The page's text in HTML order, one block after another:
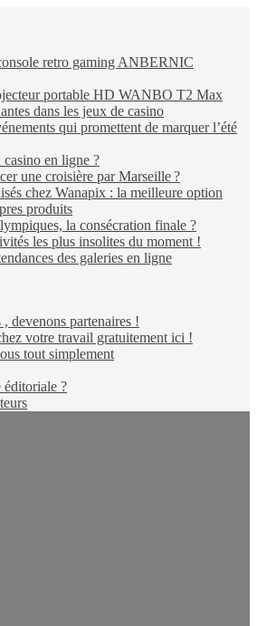
retro gaming ANBERNIC
portable HD WANBO T2 Max
dans les jeux de casino
qui promettent de marquer l’été
en ligne ?
une croisière par Marseille ?
chez Wanapix : la meilleure option
produits
la consécration finale ?
les plus insolites du moment !
des galeries en ligne
devenons partenaires !
votre travail gratuitement ici !
tout simplement
éditoriale ?